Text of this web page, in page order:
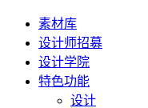
素材库
设计师招募
设计学院
特色功能
设计